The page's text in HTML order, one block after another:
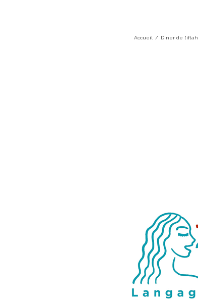
Accueil / Diner de l’iftah